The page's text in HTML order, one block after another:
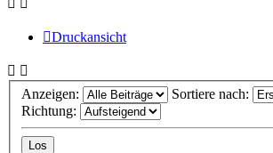
Druckansicht
Anzeigen:
Sortiere nach:
Richtung: